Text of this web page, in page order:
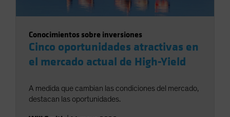
Conocimientos sobre inversiones
Cinco oportunidades atractivas en
el mercado actual de High-Yield
A medida que cambian las condiciones del mercado,
destacan las oportunidades.